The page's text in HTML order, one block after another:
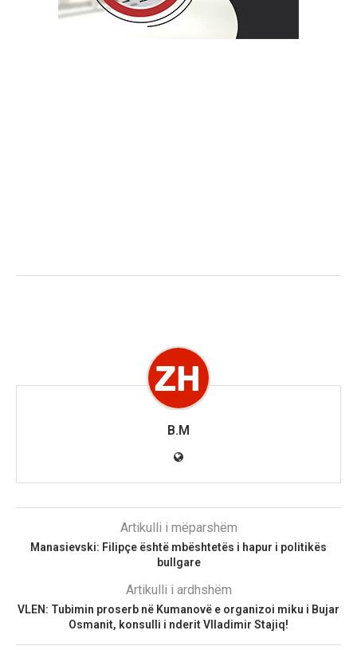
B.M
Artikulli i mëparshëm
Manasievski: Filipçe është mbështetës i hapur i politikës
bullgare
Artikulli i ardhshëm
VLEN: Tubimin proserb në Kumanovë e organizoi miku i Bujar
Osmanit, konsulli i nderit Vlladimir Stajiq!